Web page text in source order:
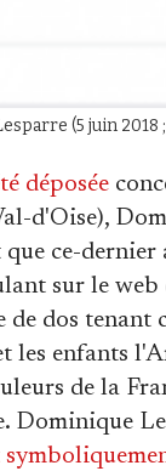
(5 juin
déposée
d'Oise),
ce-dernier
sur le web
de dos
les enfants
de la
Dominique